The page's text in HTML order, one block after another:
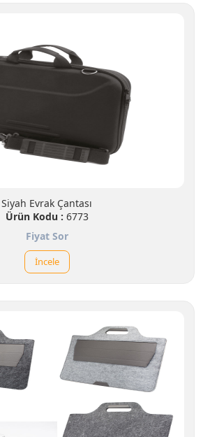
Siyah Evrak Çantası
Ürün Kodu : 6773
Fiyat Sor
İncele